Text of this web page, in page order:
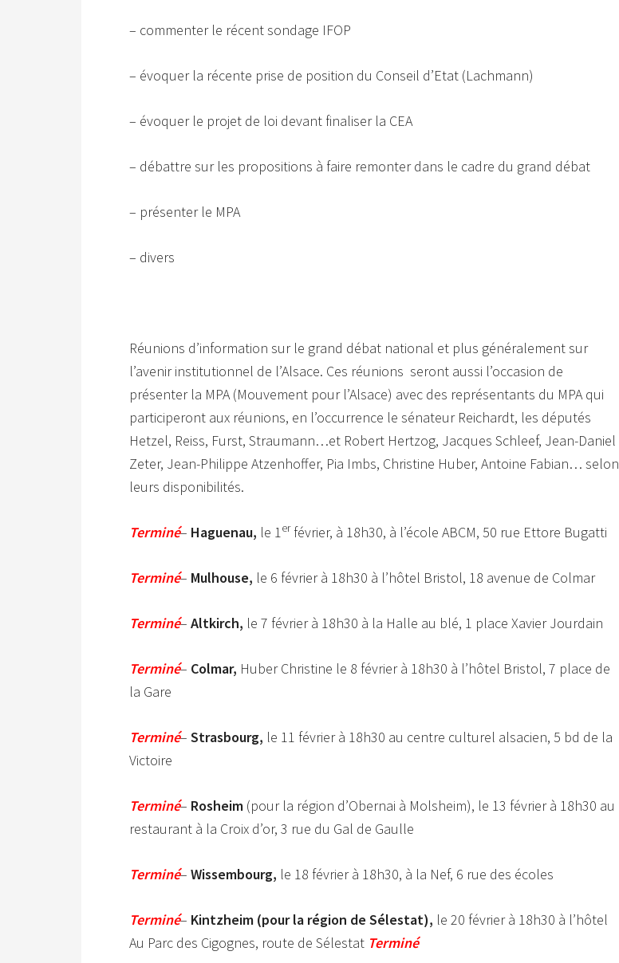
– commenter le récent sondage IFOP
– évoquer la récente prise de position du Conseil d’Etat (Lachmann)
– évoquer le projet de loi devant finaliser la CEA
– débattre sur les propositions à faire remonter dans le cadre du grand débat
– présenter le MPA
– divers
Réunions d’information sur le grand débat national et plus généralement sur
l’avenir institutionnel de l’Alsace. Ces réunions seront aussi l’occasion de
présenter la MPA (Mouvement pour l’Alsace) avec des représentants du MPA qui
participeront aux réunions, en l’occurrence le sénateur Reichardt, les députés
Hetzel, Reiss, Furst, Straumann…et Robert Hertzog, Jacques Schleef, Jean-Daniel
Zeter, Jean-Philippe Atzenhoffer, Pia Imbs, Christine Huber, Antoine Fabian… selon
leurs disponibilités.
Terminé– Haguenau, le 1erfévrier, à 18h30, à l’école ABCM, 50 rue Ettore Bugatti
Terminé– Mulhouse, le 6 février à 18h30 à l’hôtel Bristol, 18 avenue de Colmar
Terminé– Altkirch, le 7 février à 18h30 à la Halle au blé, 1 place Xavier Jourdain
Terminé– Colmar, Huber Christine le 8 février à 18h30 à l’hôtel Bristol, 7 place de
la Gare
Terminé– Strasbourg, le 11 février à 18h30 au centre culturel alsacien, 5 bd de la
Victoire
Terminé– Rosheim (pour la région d’Obernai à Molsheim), le 13 février à 18h30 au
restaurant à la Croix d’or, 3 rue du Gal de Gaulle
Terminé– Wissembourg, le 18 février à 18h30, à la Nef, 6 rue des écoles
Terminé– Kintzheim (pour la région de Sélestat), le 20 février à 18h30 à l’hôtel
Au Parc des Cigognes, route de Sélestat Terminé